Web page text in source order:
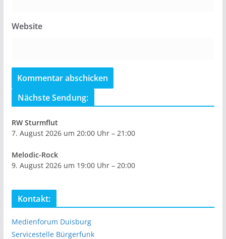
Website
Nächste Sendung:
RW Sturmflut
7. August 2026 um 20:00 Uhr – 21:00
Melodic-Rock
9. August 2026 um 19:00 Uhr – 20:00
Kontakt:
Medienforum Duisburg
Servicestelle Bürgerfunk